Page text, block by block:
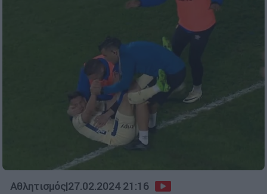
Αθλητισμός|27.02.2024 21:16